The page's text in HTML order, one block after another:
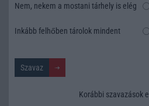
Nem, nekem a mostani tárhely is elég
Inkább felhőben tárolok mindent
Korábbi szavazások